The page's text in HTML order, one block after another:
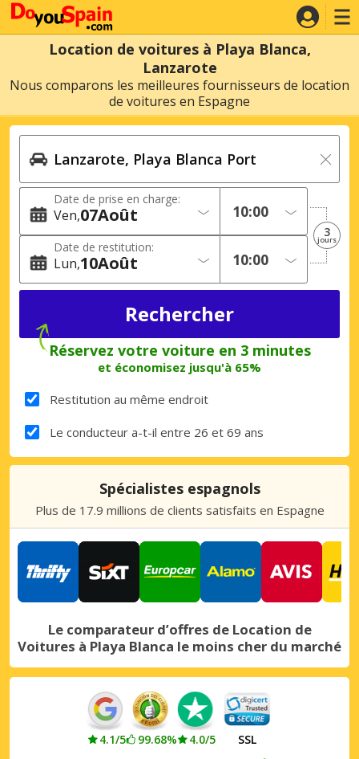
Location de voitures à Playa Blanca,
Lanzarote
Nous comparons les meilleures fournisseurs de location
de voitures en Espagne
Date de prise en charge:
Ven 07Août
Date de restitution:
Lun 10Août
3
jours
Réservez votre voiture en 3 minutes
et économisez jusqu'à 65%
Restitution au même endroit
Le conducteur a-t-il entre 26 et 69 ans
Spécialistes espagnols
Plus de 17.9 millions de clients satisfaits en Espagne
Le comparateur d’offres de Location de
Voitures à Playa Blanca le moins cher du marché
4.1/5 99.68% 4.0/5 SSL